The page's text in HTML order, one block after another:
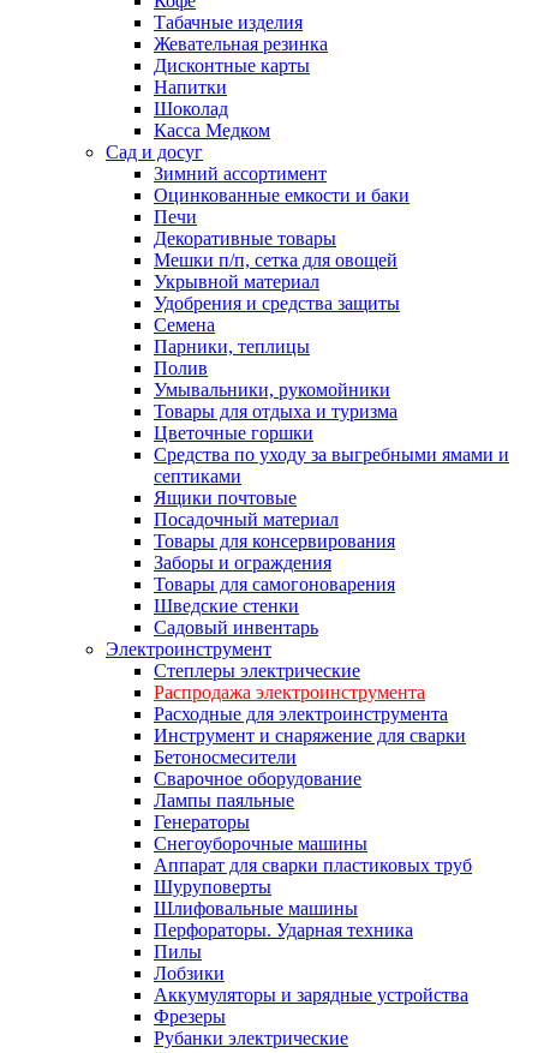
Табачные изделия
Жевательная резинка
Дисконтные карты
Напитки
Шоколад
Касса Медком
Сад и досуг
Зимний ассортимент
Оцинкованные емкости и баки
Печи
Декоративные товары
Мешки п/п, сетка для овощей
Укрывной материал
Удобрения и средства защиты
Семена
Парники, теплицы
Полив
Умывальники, рукомойники
Товары для отдыха и туризма
Цветочные горшки
Средства по уходу за выгребными ямами и
септиками
Ящики почтовые
Посадочный материал
Товары для консервирования
Заборы и ограждения
Товары для самогоноварения
Шведские стенки
Садовый инвентарь
Электроинструмент
Степлеры электрические
Распродажа электроинструмента
Расходные для электроинструмента
Инструмент и снаряжение для сварки
Бетоносмесители
Сварочное оборудование
Лампы паяльные
Генераторы
Снегоуборочные машины
Аппарат для сварки пластиковых труб
Шуруповерты
Шлифовальные машины
Перфораторы. Ударная техника
Пилы
Лобзики
Аккумуляторы и зарядные устройства
Фрезеры
Рубанки электрические